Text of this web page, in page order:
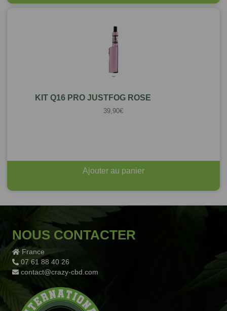
KIT Q16 PRO JUSTFOG ROSE
39,90€
Ajouter au panier
NOUS CONTACTER
France
07 61 88 40 26
contact@crazy-cbd.com